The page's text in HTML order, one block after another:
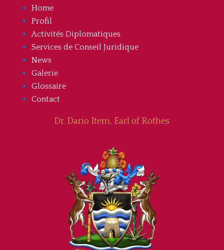
Home
Profil
Activités Diplomatiques
Services de Conseil Juridique
News
Galerie
Glossaire
Contact
Dr. Dario Item, Earl of Rothes